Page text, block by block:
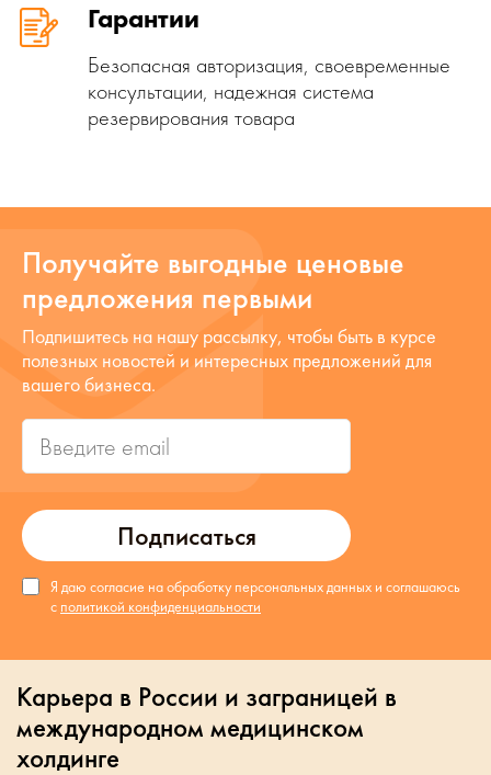
Гарантии
Безопасная авторизация, своевременные
консультации, надежная система
резервирования товара
Получайте выгодные ценовые
предложения первыми
Подписаться
Подпишитесь на нашу рассылку, чтобы быть в курсе
полезных новостей и интересных предложений для
вашего бизнеса.
Я даю согласие на обработку персональных данных и соглашаюсь
с политикой конфиденциальности
Карьера в России и заграницей в
международном медицинском
холдинге